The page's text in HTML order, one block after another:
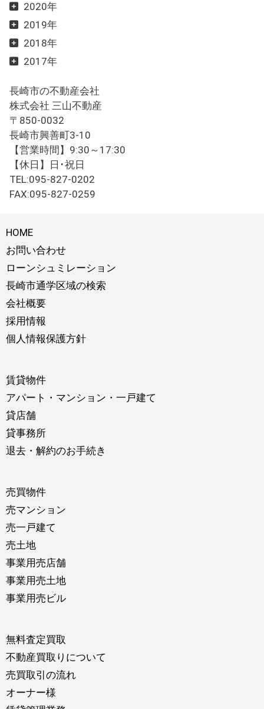
2020年
2019年
2018年
2017年
長崎市の不動産会社
株式会社 三山不動産
〒850-0032
長崎市興善町3-10
【営業時間】9:30～17:30
【休日】日･祝日
TEL:095-827-0202
FAX:095-827-0259
HOME
お問い合わせ
ローンシュミレーション
長崎市通学区域の検索
会社概要
採用情報
個人情報保護方針
賃貸物件
アパート・マンション・一戸建て
貸店舗
貸事務所
退去・解約のお手続き
売買物件
売マンション
売一戸建て
売土地
事業用売店舗
事業用売土地
事業用売ビル
無料査定買取
不動産買取りについて
売買取引の流れ
オーナー様